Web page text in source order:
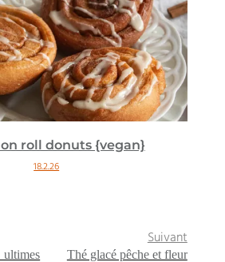
roll donuts {vegan}
18.2.26
Suivant
Thé glacé pêche et fleur